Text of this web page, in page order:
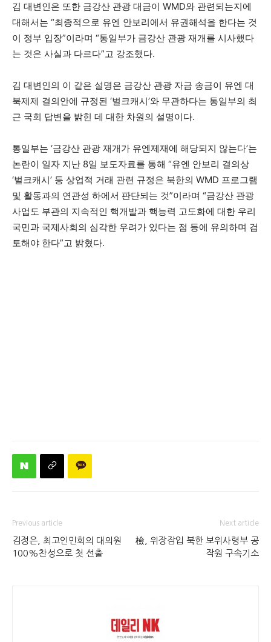
김 대변인은 또한 금강산 관광 대금이 WMD와 관련되는지에
대해서는 “최종적으로 유엔 안보리에서 유권해석을 한다는 것
이 정부 입장”이라며 “통일부가 금강산 관광 재개를 시사했다
는 것은 사실과 다르다”고 강조했다.
김 대변인의 이 같은 설명은 금강산 관광 자금 송금이 유엔 대
북제제 결의안에 규정된 ‘벌크캐시’와 무관하다는 통일부의 최
근 국회 답변을 밝힌 데 대한 차원의 설명이다.
통일부는 ‘금강산 관광 재개가 유엔제재에 해당되지 않는다’는
논란이 일자 지난 8일 보도자료를 통해 “유엔 안보리 결의상
‘벌크캐시’ 등 상업적 거래 관련 규정은 북한의 WMD 프로그램
및 활동과의 연관성 하에서 판단되는 것”이라며 “금강산 관광
사업도 부관의 지속적인 핵개발과 핵능력 고도화에 대한 우리
국민과 국제사회의 심각한 우려가 있다는 점 등에 유의하며 검
토해야 한다”고 밝혔다.
Previous article
김정은, 최고인민회의 대의원
100%찬성으로 첫 선출
Next article
檢, 위장잠입 북한 보위사령부 공
작원 구속기소